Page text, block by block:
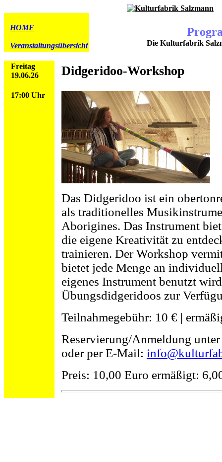
HOME
Veranstaltungsübersicht Die Kulturfabrik
Freitag
19.06.26
Didgeridoo-Workshop
17:00 Uhr
Das Didgeridoo ist ein
als traditionelles
Aborigines. Das Instrument
die eigene Kreativität zu
trainieren. Der Workshop
bietet jede Menge an
eigenes Instrument benutzt
Übungsdidgeridoos zur
Teilnahmegebühr: 10 € |
Reservierung/Anmeldung
oder per E-Mail:
Preis: 10,00 Euro ermäßigt: